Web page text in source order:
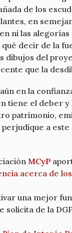
de los
en
ni las alegorías
decir de la
dibujos del
que la
en la
tiene el deber
patrimonio,
a este
MCyP
acerca de
una mejor
solicita de la